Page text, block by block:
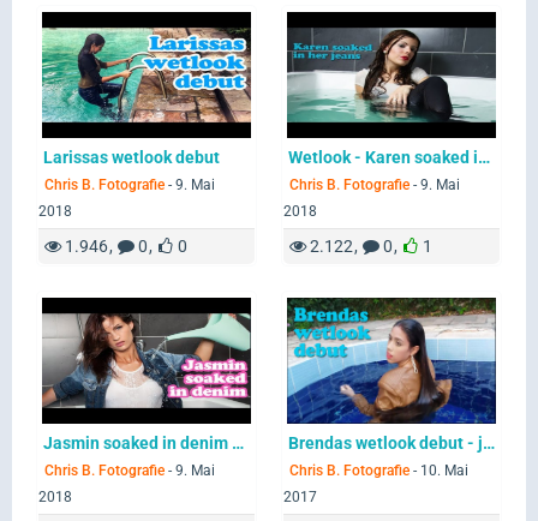
Larissas wetlook debut
Chris B. Fotografie - 9. Mai
2018
1.946 0 0
Wetlook - Karen soaked in her Jeans
Chris B. Fotografie - 9. Mai
2018
2.122 0 1
Jasmin soaked in denim - #Wetlook
Chris B. Fotografie - 9. Mai
2018
Brendas wetlook debut - jeans and leather in the pool
Chris B. Fotografie - 10. Mai
2017